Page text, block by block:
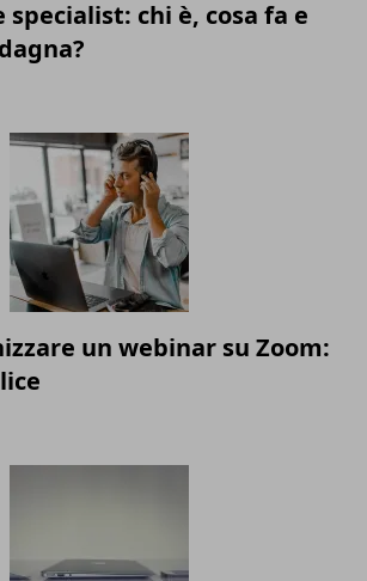
specialist: chi è, cosa fa e
un webinar su Zoom: